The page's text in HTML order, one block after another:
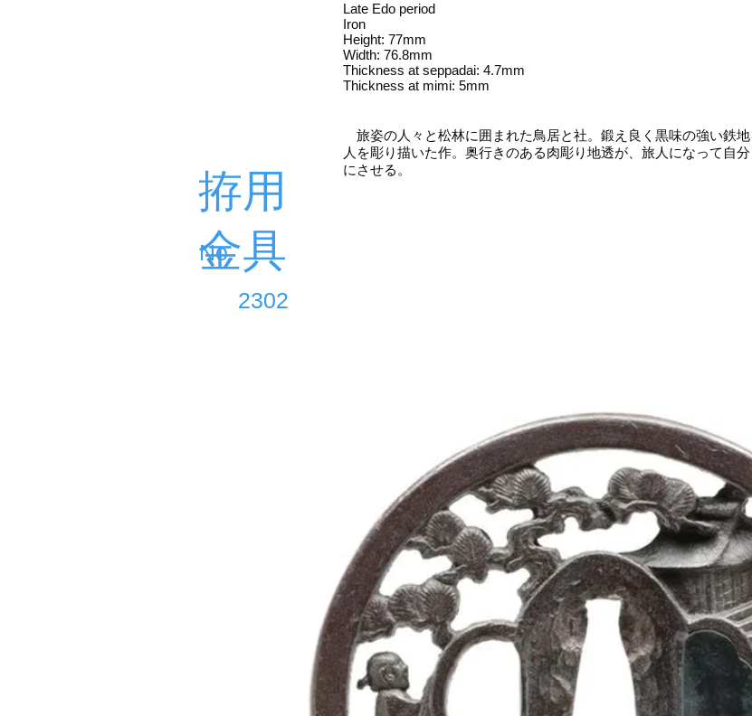
Late Edo period
Iron
Height: 77mm
Width: 76.8mm
Thickness at seppadai: 4.7mm
Thickness at mimi: 5mm
拵用
金具
2302
​No.
旅姿の人々と松林に囲まれた鳥居と社。鍛え良く黒味の強い鉄
人を彫り描いた作。奥行きのある肉彫り地透が、旅人になって自
にさせる。